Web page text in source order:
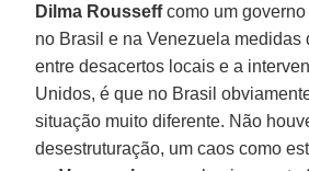
Dilma Rousseffcomo um
no Brasil e na Venezuela medidas
entre desacertos locais e a
Unidos, é que no Brasil
situação muito diferente. Não
desestruturação, um caos como